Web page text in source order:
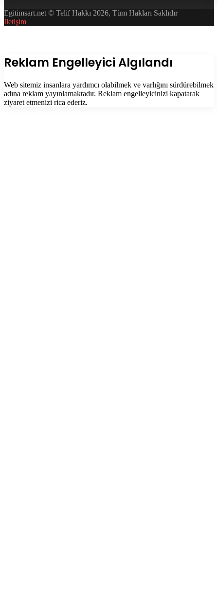
Egitimsart.net © Telif Hakkı 2026, Tüm Hakları Saklıdır
İletişim
Kapalı
Reklam Engelleyici Algılandı
Web sitemiz insanlara yardımcı olabilmek ve varlığını sürdürebilmek
adına reklam yayınlamaktadır. Reklam engelleyicinizi kapatarak
ziyaret etmenizi rica ederiz.